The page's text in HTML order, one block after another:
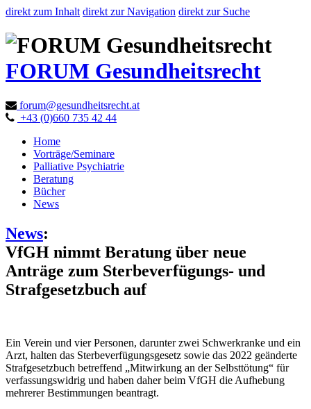
direkt zum Inhalt direkt zur Navigation direkt zur Suche
FORUM Gesundheitsrecht
forum@gesundheitsrecht.at
+43 (0)660 735 42 44
Home
Vorträge/Seminare
Palliative Psychiatrie
Beratung
Bücher
News
News:
VfGH nimmt Beratung über neue
Anträge zum Sterbeverfügungs- und
Strafgesetzbuch auf
Ein Verein und vier Personen, darunter zwei Schwerkranke und ein
Arzt, halten das Sterbeverfügungsgesetz sowie das 2022 geänderte
Strafgesetzbuch betreffend „Mitwirkung an der Selbsttötung“ für
verfassungswidrig und haben daher beim VfGH die Aufhebung
mehrerer Bestimmungen beantragt.